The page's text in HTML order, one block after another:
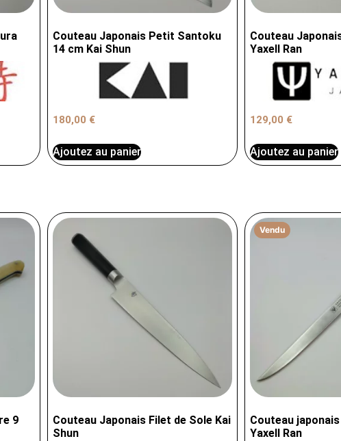
Couteau Japonais Petit Santoku
14 cm Kai Shun
180,00 €
Ajoutez au panier
Couteau
Yaxell Ran
129,00 €
Ajoutez au panier
9
Couteau Japonais Filet de Sole Kai
Shun
Vendu
Couteau
Yaxell Ran